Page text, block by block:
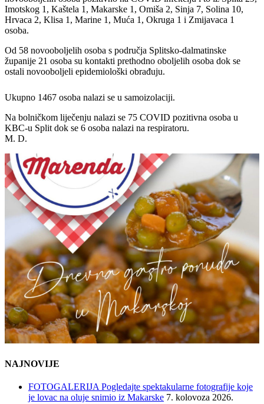
Imotskog 1, Kaštela 1, Makarske 1, Omiša 2, Sinja 7, Solina 10,
Hrvaca 2, Klisa 1, Marine 1, Muća 1, Okruga 1 i Zmijavaca 1
osoba.
Od 58 novooboljelih osoba s područja Splitsko-dalmatinske
županije 21 osoba su kontakti prethodno oboljelih osoba dok se
ostali novooboljeli epidemiološki obrađuju.
Ukupno 1467 osoba nalazi se u samoizolaciji.
Na bolničkom liječenju nalazi se 75 COVID pozitivna osoba u
KBC-u Split dok se 6 osoba nalazi na respiratoru.
M. D.
NAJNOVIJE
FOTOGALERIJA Pogledajte spektakularne fotografije koje
je lovac na oluje snimio iz Makarske 7. kolovoza 2026.